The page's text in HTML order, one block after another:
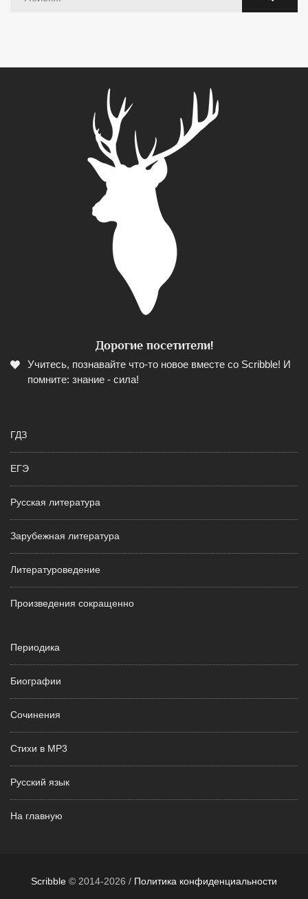
Дорогие посетители!
Учитесь, познавайте что-то новое вместе со Scribble! И
помните: знание - сила!
ГДЗ
ЕГЭ
Русская литература
Зарубежная литература
Литературоведение
Произведения сокращенно
Периодика
Биографии
Сочинения
Стихи в MP3
Русский язык
На главную
Scribble © 2014-2026 / Политика конфиденциальности